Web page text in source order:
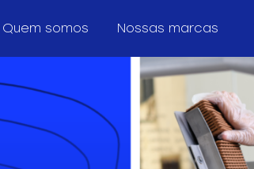
Quem somos Nossas marcas